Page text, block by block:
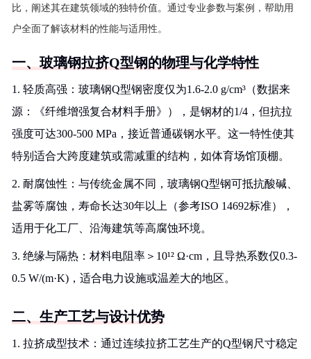
比，阐述其在建筑领域的独特价值。通过专业参数与案例，帮助用
户全面了解该材料的性能与适用性。
一、玻璃钢拉挤Q型钢的物理与化学特性
1. 轻质高强：玻璃钢Q型钢密度仅为1.6-2.0 g/cm³（数据来
源：《纤维增强复合材料手册》），是钢材的1/4，但抗拉
强度可达300-500 MPa，接近普通碳钢水平。这一特性使其
特别适合大跨度建筑或需减重的结构，如体育场馆顶棚。
2. 耐腐蚀性：与传统金属不同，玻璃钢Q型钢可抵抗酸碱、
盐雾等腐蚀，寿命长达30年以上（参考ISO 14692标准），
适用于化工厂、沿海建筑等高腐蚀环境。
3. 绝缘与隔热：材料电阻率＞10¹² Ω·cm，且导热系数仅0.3-
0.5 W/(m·K)，适合电力设施或温差大的地区。
二、生产工艺与设计优势
1. 拉挤成型技术：通过连续拉挤工艺生产的Q型钢尺寸稳定